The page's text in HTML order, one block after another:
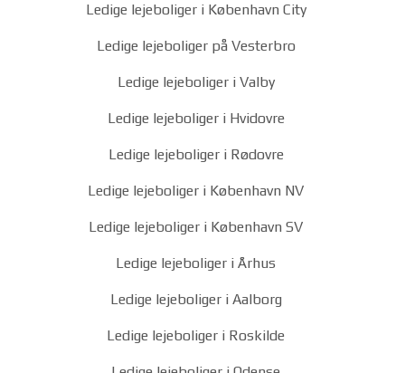
Ledige lejeboliger i København City
Ledige lejeboliger på Vesterbro
Ledige lejeboliger i Valby
Ledige lejeboliger i Hvidovre
Ledige lejeboliger i Rødovre
Ledige lejeboliger i København NV
Ledige lejeboliger i København SV
Ledige lejeboliger i Århus
Ledige lejeboliger i Aalborg
Ledige lejeboliger i Roskilde